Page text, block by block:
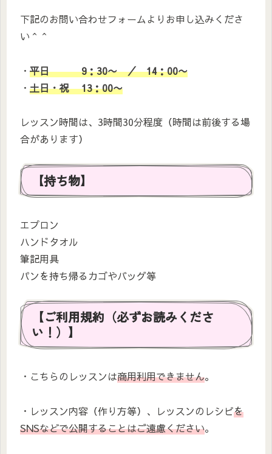
下記のお問い合わせフォームよりお申し込みくださ
い＾＾
・ 平日 9：30〜 ／ 14：00〜
・ 土日・祝 13：00〜
レッスン時間は、3時間30分程度（時間は前後する場
合があります）
【持ち物】
エプロン
ハンドタオル
筆記用具
パンを持ち帰るカゴやバッグ等
【ご利用規約（必ずお読みくださ
い！）】
・こちらのレッスンは商用利用できません。
・レッスン内容（作り方等）、レッスンのレシピを
SNSなどで公開することはご遠慮ください。